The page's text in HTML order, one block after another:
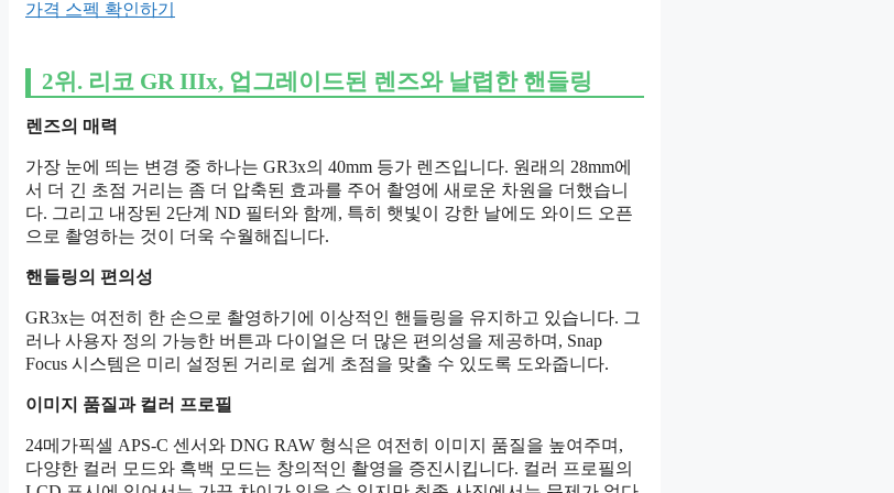
가격 스펙 확인하기
2위. 리코 GR IIIx, 업그레이드된 렌즈와 날렵한 핸들링
렌즈의 매력
가장 눈에 띄는 변경 중 하나는 GR3x의 40mm 등가 렌즈입니다. 원래의 28mm에
서 더 긴 초점 거리는 좀 더 압축된 효과를 주어 촬영에 새로운 차원을 더했습니
다. 그리고 내장된 2단계 ND 필터와 함께, 특히 햇빛이 강한 날에도 와이드 오픈
으로 촬영하는 것이 더욱 수월해집니다.
핸들링의 편의성
GR3x는 여전히 한 손으로 촬영하기에 이상적인 핸들링을 유지하고 있습니다. 그
러나 사용자 정의 가능한 버튼과 다이얼은 더 많은 편의성을 제공하며, Snap
Focus 시스템은 미리 설정된 거리로 쉽게 초점을 맞출 수 있도록 도와줍니다.
이미지 품질과 컬러 프로필
24메가픽셀 APS-C 센서와 DNG RAW 형식은 여전히 이미지 품질을 높여주며,
다양한 컬러 모드와 흑백 모드는 창의적인 촬영을 증진시킵니다. 컬러 프로필의